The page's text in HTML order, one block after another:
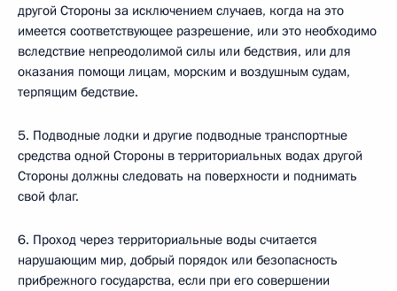
другой Стороны за исключением случаев, когда на это
имеется соответствующее разрешение, или это необходимо
вследствие непреодолимой силы или бедствия, или для
оказания помощи лицам, морским и воздушным судам,
терпящим бедствие.
5. Подводные лодки и другие подводные транспортные
средства одной Стороны в территориальных водах другой
Стороны должны следовать на поверхности и поднимать
свой флаг.
6. Проход через территориальные воды считается
нарушающим мир, добрый порядок или безопасность
прибрежного государства, если при его совершении